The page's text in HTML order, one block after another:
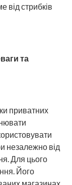
від стрибків
та
приватних
незалежно від
Для цього
Його